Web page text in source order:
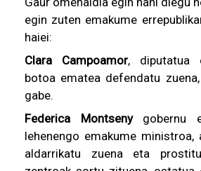
egin zuten emakume
haiei:
Clara Campoamor, diputatua
botoa ematea defendatu
gabe.
Federica Montsenygobernu
lehenengo emakume ministroa,
aldarrikatu zuena eta